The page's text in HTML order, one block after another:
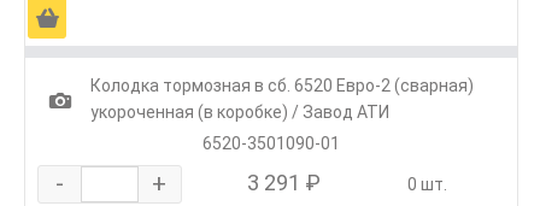
Ä
1
Колодка тормозная в сб. 6520 Евро-2 (сварная)
укороченная (в коробке) / Завод АТИ
6520-3501090-01
- + 3 291 ₽ 0 шт.